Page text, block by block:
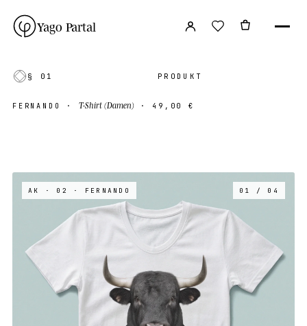
Yago Partal
§ 01 PRODUKT
FERNANDO · T-Shirt (Damen)· 49,00 €
AK · 02 · FERNANDO 01 / 04